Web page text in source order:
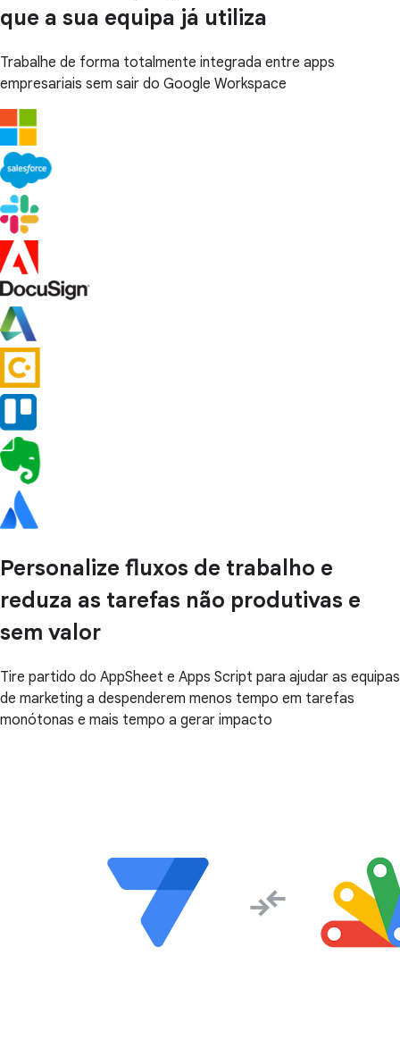
que a sua equipa já utiliza
Trabalhe de forma totalmente integrada entre apps
empresariais sem sair do Google Workspace
Personalize fluxos de trabalho e
reduza as tarefas não produtivas e
sem valor
Tire partido do AppSheet e Apps Script para ajudar as equipas
de marketing a despenderem menos tempo em tarefas
monótonas e mais tempo a gerar impacto